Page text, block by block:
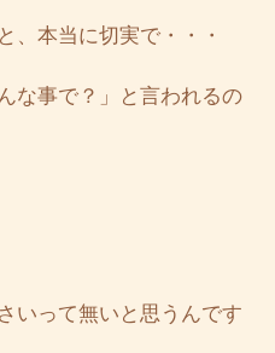
、本当に切実で・・・
な事で？」と言われるの
いって無いと思うんです